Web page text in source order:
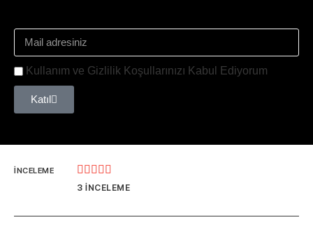
Kullanım ve Gizlilik Koşullarınızı Kabul Ediyorum
Katıl
İNCELEME     
3 İNCELEME